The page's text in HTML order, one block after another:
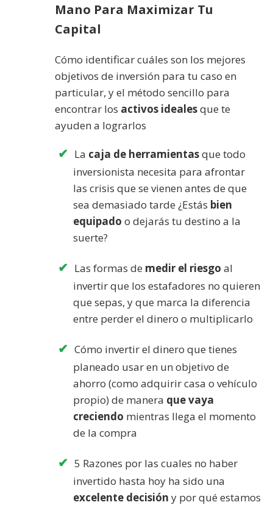
Mano Para Maximizar Tu
Capital
Cómo identificar cuáles son los mejores
objetivos de inversión para tu caso en
particular, y el método sencillo para
encontrar los activos idealesque te
ayuden a lograrlos
La caja de herramientasque todo
inversionista necesita para afrontar
las crisis que se vienen antes de que
sea demasiado tarde ¿Estás bien
equipado o dejarás tu destino a la
suerte?
Las formas de medir el riesgo al
invertir que los estafadores no quieren
que sepas, y que marca la diferencia
entre perder el dinero o multiplicarlo
Cómo invertir el dinero que tienes
planeado usar en un objetivo de
ahorro (como adquirir casa o vehículo
propio) de manera que vaya
creciendo mientras llega el momento
de la compra
5 Razones por las cuales no haber
invertido hasta hoy ha sido una
excelente decisión y por qué estamos